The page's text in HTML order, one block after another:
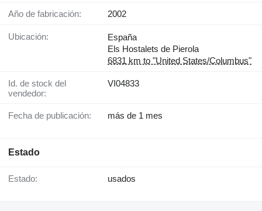
Año de fabricación: 2002
Ubicación:
España
Els Hostalets de Pierola
6831 km to "United States/Columbus"
Id. de stock del
vendedor:
VI04833
Fecha de publicación: más de 1 mes
Estado
Estado: usados